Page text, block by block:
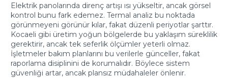
Elektrik panolarında direnç artışı ısı yükseltir, ancak görsel
kontrol bunu fark edemez. Termal analiz bu noktada
görünmeyeni görünür kılar, fakat düzenli periyotlar şarttır.
Kocaeli gibi üretim yoğun bölgelerde bu yaklaşım süreklilik
gerektirir, ancak tek seferlik ölçümler yeterli olmaz.
İşletmeler bakım planlarını bu verilerle günceller, fakat
raporlama disiplinini de korumalıdır. Böylece sistem
güvenliği artar, ancak plansız müdahaleler önlenir.